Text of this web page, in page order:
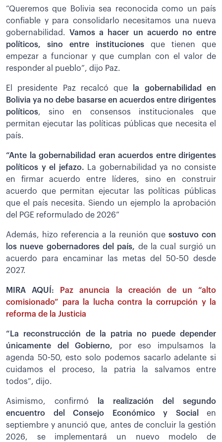
“Queremos que Bolivia sea reconocida como un país
confiable y para consolidarlo necesitamos una nueva
gobernabilidad.
Vamos a hacer un acuerdo no entre
políticos, sino entre instituciones que tienen que
empezar a funcionar y que cumplan con el valor de
responder al pueblo”, dijo Paz.
El presidente Paz recalcó que la gobernabilidad en
Bolivia ya no debe basarse en acuerdos entre dirigentes
políticos, sino en consensos institucionales que
permitan ejecutar las políticas públicas que necesita el
país.
“Ante la gobernabilidad eran acuerdos entre dirigentes
políticos y el jefazo. La gobernabilidad ya no consiste
en firmar acuerdo entre líderes, sino en construir
acuerdo que permitan ejecutar las políticas públicas
que el país necesita. Siendo un ejemplo la aprobación
del PGE reformulado de 2026”
Además, hizo referencia a la reunión que sostuvo con
los nueve gobernadores del país, de la cual surgió un
acuerdo para encaminar las metas del 50-50 desde
2027.
MIRA AQUÍ:
Paz anuncia la creación de un “alto
comisionado” para la lucha contra la corrupción y la
reforma de la Justicia
“La reconstrucción de la patria no puede depender
únicamente del Gobierno, por eso impulsamos la
agenda 50-50, esto solo podemos sacarlo adelante si
cuidamos el proceso, la patria la salvamos entre
todos”, dijo.
Asimismo, confirmó la realización del segundo
encuentro del Consejo Económico y Social en
septiembre y anunció que, antes de concluir la gestión
2026, se implementará un nuevo modelo de